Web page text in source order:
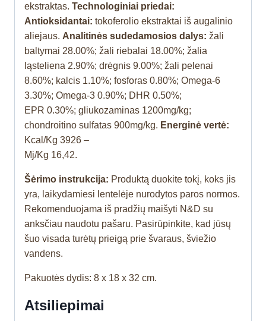
ekstraktas. Technologiniai priedai:
Antioksidantai: tokoferolio ekstraktai iš augalinio
aliejaus. Analitinės sudedamosios dalys: žali
baltymai 28.00%; žali riebalai 18.00%; žalia
ląsteliena 2.90%; drėgnis 9.00%; žali pelenai
8.60%; kalcis 1.10%; fosforas 0.80%; Omega-6
3.30%; Omega-3 0.90%; DHR 0.50%;
EPR 0.30%; gliukozaminas 1200mg/kg;
chondroitino sulfatas 900mg/kg. Energinė vertė:
Kcal/Kg 3926 –
Mj/Kg 16,42.
Šėrimo instrukcija: Produktą duokite tokį, koks jis
yra, laikydamiesi lentelėje nurodytos paros normos.
Rekomenduojama iš pradžių maišyti N&D su
anksčiau naudotu pašaru. Pasirūpinkite, kad jūsų
šuo visada turėtų prieigą prie švaraus, šviežio
vandens.
Pakuotės dydis: 8 x 18 x 32 cm.
Atsiliepimai